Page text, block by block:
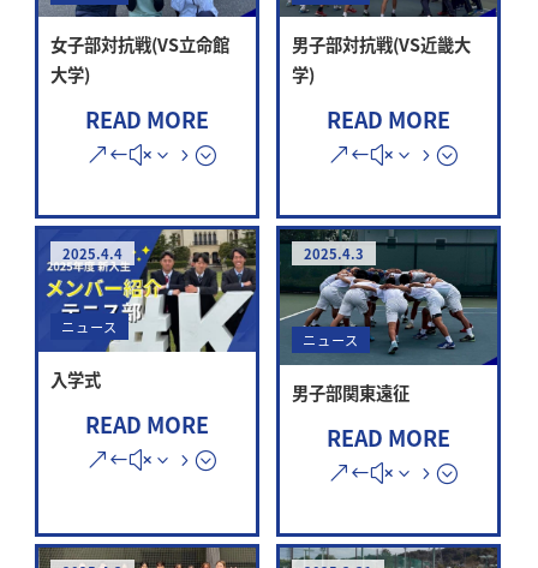
女子部対抗戦(VS立命館
大学)
READ MORE
男子部対抗戦(VS近畿大
学)
READ MORE
2025.4.4
ニュース
入学式
READ MORE
2025.4.3
ニュース
男子部関東遠征
READ MORE